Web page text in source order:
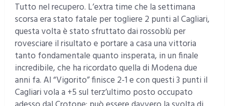
Tutto nel recupero. L’extra time che la settimana
scorsa era stato fatale per togliere 2 punti al Cagliari,
questa volta è stato sfruttato dai rossoblù per
rovesciare il risultato e portare a casa una vittoria
tanto fondamentale quanto insperata, in un finale
incredibile, che ha ricordato quella di Modena due
anni fa. Al “Vigorito” finisce 2-1 e con questi 3 punti il
Cagliari vola a +5 sul terz’ultimo posto occupato